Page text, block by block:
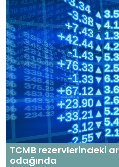
TCMB rezervlerindeki
odağında